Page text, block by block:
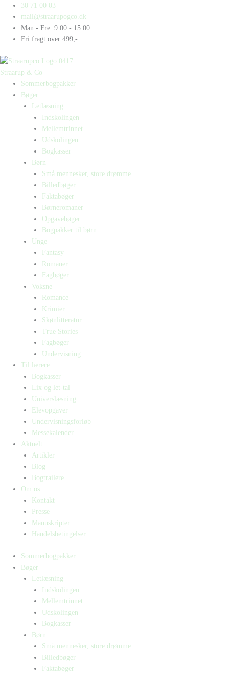
indholdet
30 71 00 03
mail@straarupogco.dk
Man - Fre: 9.00 - 15.00
Fri fragt over 499,-
Straarup & Co
Sommerbogpakker
Bøger
Letlæsning
Indskolingen
Mellemtrinnet
Udskolingen
Bogkasser
Børn
Små mennesker, store drømme
Billedbøger
Faktabøger
Børneromaner
Opgavebøger
Bogpakker til børn
Unge
Fantasy
Romaner
Fagbøger
Voksne
Romance
Krimier
Skønlitteratur
True Stories
Fagbøger
Undervisning
Til lærere
Bogkasser
Lix og let-tal
Universlæsning
Elevopgaver
Undervisningsforløb
Messekalender
Aktuelt
Artikler
Blog
Bogtrailere
Om os
Kontakt
Presse
Manuskripter
Handelsbetingelser
Sommerbogpakker
Bøger
Letlæsning
Indskolingen
Mellemtrinnet
Udskolingen
Bogkasser
Børn
Små mennesker, store drømme
Billedbøger
Faktabøger
Products
search
Products
search
Strudse